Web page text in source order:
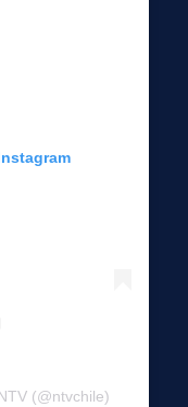
(@ntvchile)